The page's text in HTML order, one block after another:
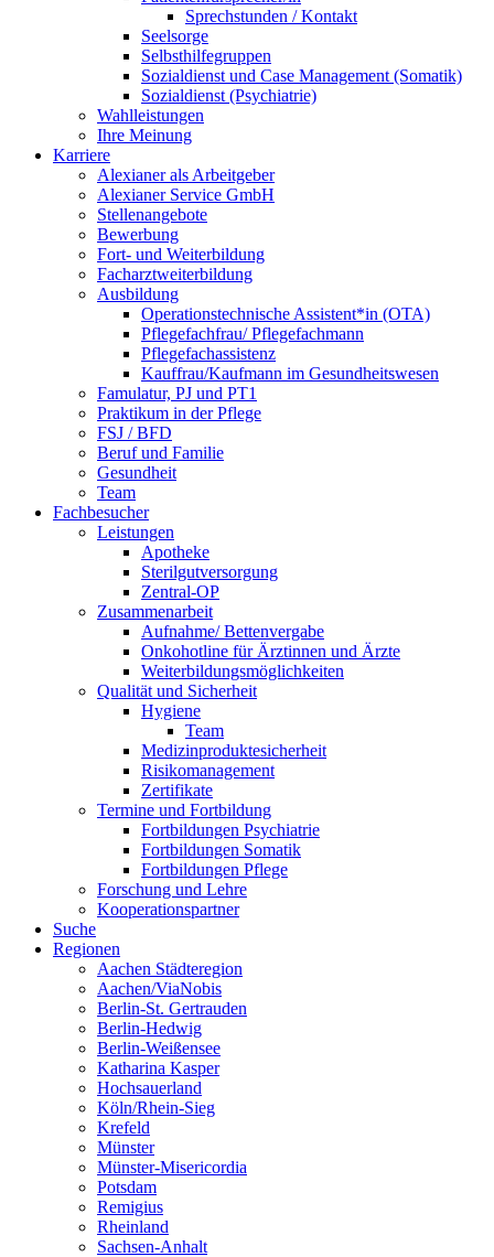
Sprechstunden / Kontakt
Seelsorge
Selbsthilfegruppen
Sozialdienst und Case Management (Somatik)
Sozialdienst (Psychiatrie)
Wahlleistungen
Ihre Meinung
Karriere
Alexianer als Arbeitgeber
Alexianer Service GmbH
Stellenangebote
Bewerbung
Fort- und Weiterbildung
Facharztweiterbildung
Ausbildung
Operationstechnische Assistent*in (OTA)
Pflegefachfrau/ Pflegefachmann
Pflegefachassistenz
Kauffrau/Kaufmann im Gesundheitswesen
Famulatur, PJ und PT1
Praktikum in der Pflege
FSJ / BFD
Beruf und Familie
Gesundheit
Team
Fachbesucher
Leistungen
Apotheke
Sterilgutversorgung
Zentral-OP
Zusammenarbeit
Aufnahme/ Bettenvergabe
Onkohotline für Ärztinnen und Ärzte
Weiterbildungsmöglichkeiten
Qualität und Sicherheit
Hygiene
Team
Medizinproduktesicherheit
Risikomanagement
Zertifikate
Termine und Fortbildung
Fortbildungen Psychiatrie
Fortbildungen Somatik
Fortbildungen Pflege
Forschung und Lehre
Kooperationspartner
Suche
Regionen
Aachen Städteregion
Aachen/ViaNobis
Berlin-St. Gertrauden
Berlin-Hedwig
Berlin-Weißensee
Katharina Kasper
Hochsauerland
Köln/Rhein-Sieg
Krefeld
Münster
Münster-Misericordia
Potsdam
Remigius
Rheinland
Sachsen-Anhalt